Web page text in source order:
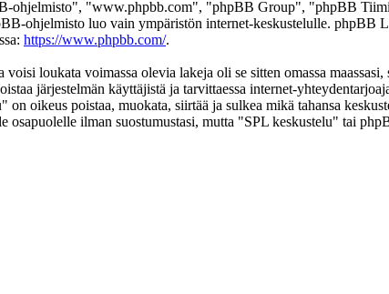
ohjelmisto", "www.phpbb.com", "phpBB Group", "phpBB
ohjelmisto luo vain ympäristön internet-keskustelulle. phpBB
https://www.phpbb.com/.
loukata voimassa olevia lakeja oli se sitten omassa
järjestelmän käyttäjistä ja tarvittaessa internet-
oikeus poistaa, muokata, siirtää ja sulkea mikä tahansa
ilman suostumustasi, mutta "SPL keskustelu" tai